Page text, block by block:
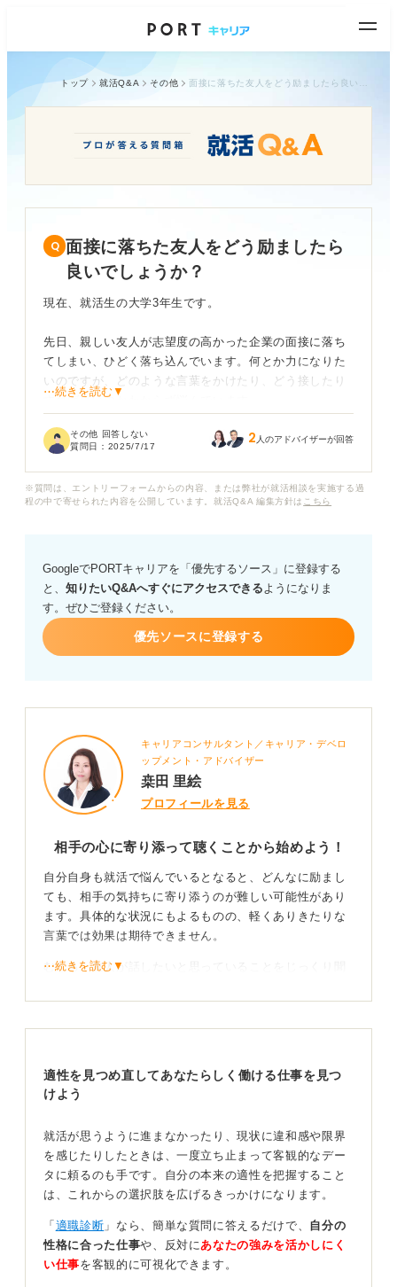
トップ 就活Q&A その他
面接に落ちた友人をどう励ましたら
良いでしょうか？
現在、就活生の大学3年生です。
先日、親しい友人が志望度の高かった企業の面接に落ち
てしまい、ひどく落ち込んでいます。何とか力になりた
いのですが、どのような言葉をかけたり、どう接したり
すれば良いのかわからず悩んでいます。
「ドンマイ」「次があるよ」といったありきたりな言葉
るような励まし方や、具体的なサポートがあれば教えて
⋯続きを読む▼
その他 回答しない
質問日： 2025/7/17 2 人のアドバイザーが回答
※質問は、エントリーフォームからの内容、または弊社が就活相談を実施する過
程の中で寄せられた内容を公開しています。就活Q&A 編集方針は こちら
GoogleでPORTキャリアを「優先するソース」に登録する
と、 知りたいQ&Aへすぐにアクセスできるようになりま
す。ぜひご登録ください。
優先ソースに登録する
キャリアコンサルタント／キャリア・デベロ
ップメント・アドバイザー
桒田 里絵
プロフィールを見る
相手の心に寄り添って聴くことから始めよう！
自分自身も就活で悩んでいるとなると、どんなに励まし
ても、相手の気持ちに寄り添うのが難しい可能性があり
ます。具体的な状況にもよるものの、軽くありきたりな
言葉では効果は期待できません。
むしろ、友人が話したいと思っていることをじっくり聞
する方が良いケースもあります。
こちらから何かを積極的に働きかけるというよりは、相
「これについてどう思う？」や「こんな状況なんだけ
ど」といった形で話してきたら、とにかく耳を傾けてあ
げましょう。
「大丈夫だよ」といった言葉も、相手の具体的な状況が
わからない限り、無責任に聞こえてしまうこともありま
す。自分の就活がうまくいっている状況なのか、同じよ
うに苦労しているのかによっても、かける言葉は変わっ
⋯続きを読む▼
適性を見つめ直してあなたらしく働ける仕事を見つ
けよう
就活が思うように進まなかったり、現状に違和感や限界
を感じたりしたときは、一度立ち止まって客観的なデー
タに頼るのも手です。自分の本来の適性を把握すること
は、これからの選択肢を広げるきっかけになります。
「 適職診断 」なら、簡単な質問に答えるだけで、 自分の
性格に合った仕事や、反対に あなたの強みを活かしにく
い仕事を客観的に可視化できます。